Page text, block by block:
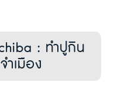
: ทำปูกิน
เมือง